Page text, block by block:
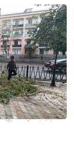
فوتو: وسكەمەن